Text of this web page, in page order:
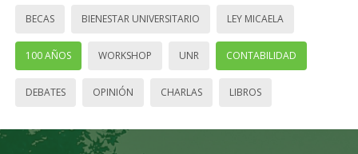
BECAS BIENESTAR UNIVERSITARIO LEY MICAELA
100 AÑOS WORKSHOP UNR CONTABILIDAD
DEBATES OPINIÓN CHARLAS LIBROS